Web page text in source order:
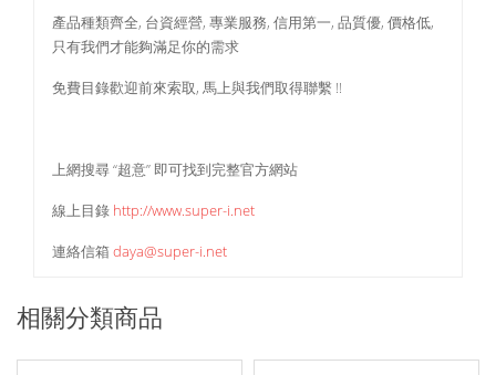
產品種類齊全, 台資經營, 專業服務, 信用第一, 品質優, 價格低,
只有我們才能夠滿足你的需求
免費目錄歡迎前來索取, 馬上與我們取得聯繫 !!
上網搜尋 “超意” 即可找到完整官方網站
線上目錄 http://www.super-i.net
連絡信箱daya@super-i.net
相關分類商品